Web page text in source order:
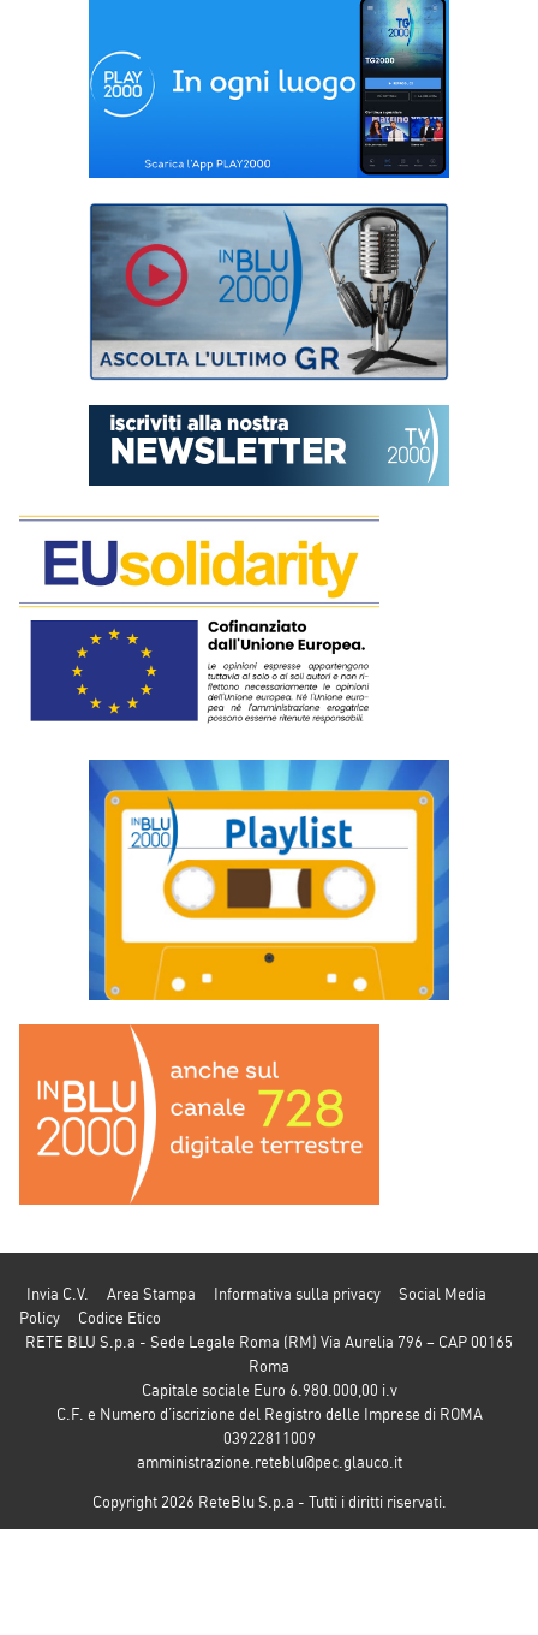
Invia C.V. Area Stampa Informativa sulla privacy
Social Media
Policy
Codice Etico
RETE BLU S.p.a - Sede Legale Roma (RM) Via Aurelia 796 – CAP 00165
Roma
Capitale sociale Euro 6.980.000,00 i.v
C.F. e Numero d’iscrizione del Registro delle Imprese di ROMA
03922811009
amministrazione.reteblu@pec.glauco.it
Copyright 2026 ReteBlu S.p.a - Tutti i diritti riservati.